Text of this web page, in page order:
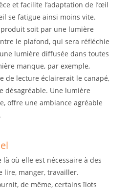
et facilite l’adaptation de l’œil
se fatigue ainsi moins vite.
produit soit par une lumière
le plafond, qui sera réfléchie
lumière diffusée dans toutes
manque, par exemple,
de lecture éclairerait le canapé,
désagréable. Une lumière
offre une ambiance agréable
où elle est nécessaire à des
lire, manger, travailler.
de même, certains îlots